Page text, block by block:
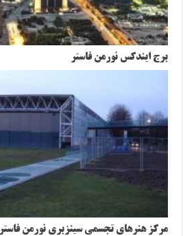
برج ایندکس نورمن فاستر
مرکز هنرهای تجسمی سینزبری نورمن فاستر